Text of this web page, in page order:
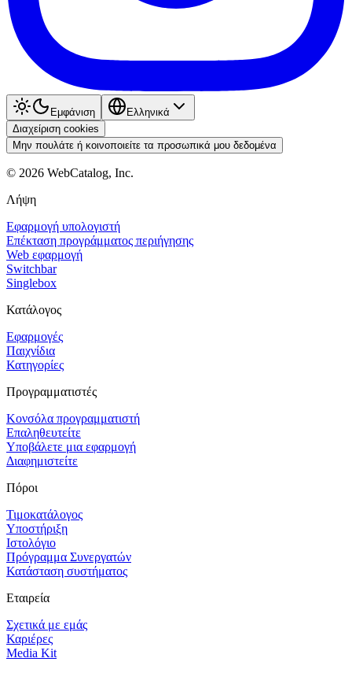
Εμφάνιση
Ελληνικά
Διαχείριση cookies
Μην πουλάτε ή κοινοποιείτε τα προσωπικά μου δεδομένα
© 2026 WebCatalog, Inc.
Λήψη
Εφαρμογή υπολογιστή
Επέκταση προγράμματος περιήγησης
Web εφαρμογή
Switchbar
Singlebox
Κατάλογος
Εφαρμογές
Παιχνίδια
Κατηγορίες
Προγραμματιστές
Κονσόλα προγραμματιστή
Επαληθευτείτε
Υποβάλετε μια εφαρμογή
Διαφημιστείτε
Πόροι
Τιμοκατάλογος
Υποστήριξη
Ιστολόγιο
Πρόγραμμα Συνεργατών
Κατάσταση συστήματος
Εταιρεία
Σχετικά με εμάς
Καριέρες
Media Kit